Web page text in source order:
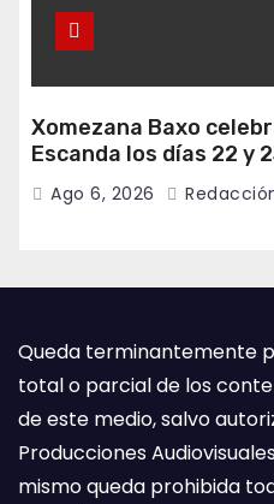
Xomezana Baxo
Escanda los días 22 y
Ago 6, 2026
Queda terminantemente
total o parcial de los
de este medio, salvo
Producciones
mismo queda prohibida